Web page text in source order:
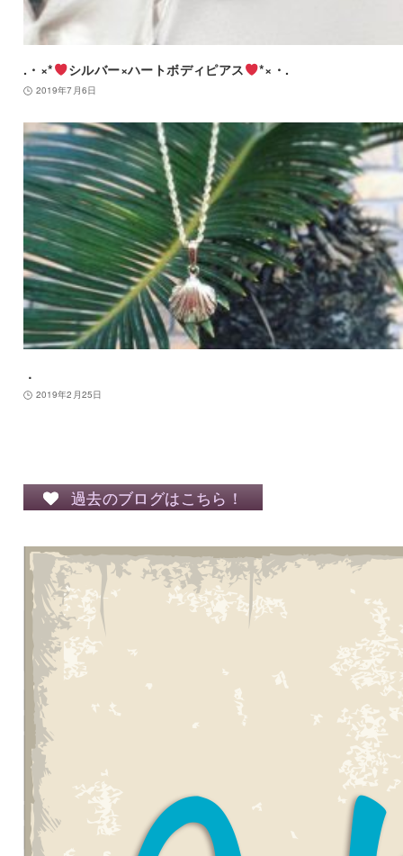
.・×* シルバー×ハートボディピアス *×・.
2019年7月6日
．
2019年2月25日
過去のブログはこちら！